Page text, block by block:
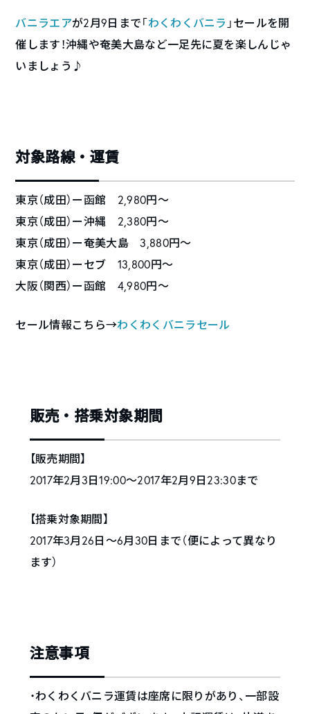
バニラエアが2月9日まで「わくわくバニラ 」セールを開
催します！沖縄や奄美大島など一足先に夏を楽しんじゃ
いましょう♪
対象路線・運賃
東京（成田）ー函館 2,980円〜
東京（成田）ー沖縄 2,380円〜
東京（成田）ー奄美大島 3,880円〜
東京（成田）ーセブ 13,800円〜
大阪（関西）ー函館 4,980円〜
セール情報こちら→わくわくバニラセール
販売・搭乗対象期間
【販売期間】
2017年2月3日19:00～2017年2月9日23:30まで
【搭乗対象期間】
2017年3月26日〜6月30日まで（便によって異なり
ます）
注意事項
・わくわくバニラ運賃は座席に限りがあり、一部設